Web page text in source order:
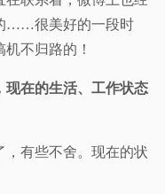
……很美好的一段时
不归路的！
现在的生活、工作状态
，有些不舍。现在的状